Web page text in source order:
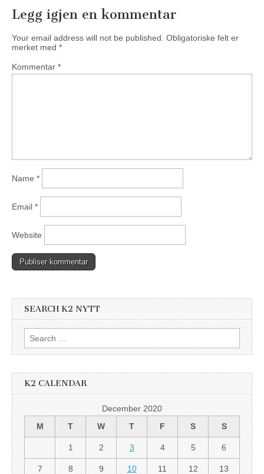
Legg igjen en kommentar
Your email address will not be published. Obligatoriske felt er
merket med *
Kommentar *
Name *
Email *
Website
SEARCH K2 NYTT
Search
for:
K2 CALENDAR
December 2020
M
T W T F S S
1 2 3 4 5 6
7 8 9 10 11 12 13